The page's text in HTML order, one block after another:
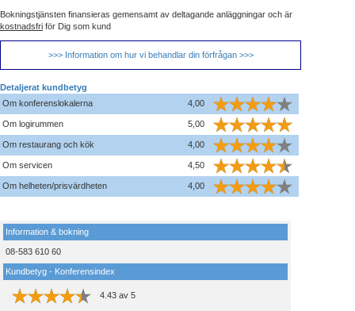
Bokningstjänsten finansieras gemensamt av deltagande anläggningar och är
kostnadsfri för Dig som kund
>>> Information om hur vi behandlar din förfrågan >>>
Detaljerat kundbetyg
Om konferenslokalerna
4,00
Om logirummen 5,00
Om restaurang och kök 4,00
Om servicen 4,50
Om helheten/prisvärdheten 4,00
Information & bokning
08-583 610 60
Kundbetyg - Konferensindex
4.43 av 5